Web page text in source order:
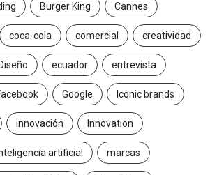
Burger King Cannes
coca-cola comercial creatividad
Diseño ecuador entrevista
Google Iconic brands
innovación Innovation
artificial marcas